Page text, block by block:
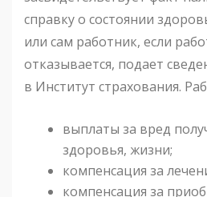
справку о состоянии
или сам работник, если
отказывается, подает
в Институт страхования.
выплаты за вред
здоровья, жизни;
компенсация за
компенсация за